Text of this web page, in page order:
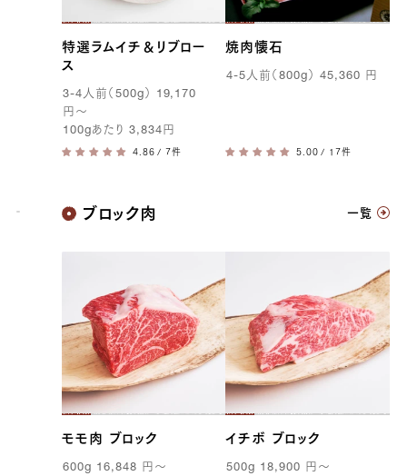
特選ラムイチ＆リブロー
ス
3-4人前（ 500g）
19,170
円 〜
100gあたり 3,834 円
/ 7件
焼肉懐石
4-5人前（800g） 45,360 円
/ 17件
神戸牛
ブロック肉 一覧
モモ肉 ブロック
600g 16,848 円 〜
イチボ ブロック
500g 18,900 円 〜